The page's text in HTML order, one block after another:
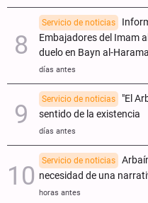
Servicio de noticias
Embajadores del Imam
duelo en Bayn al-
días antes
Servicio de noticias
"El
sentido de la existencia
días antes
Servicio de noticias
necesidad de una
horas antes